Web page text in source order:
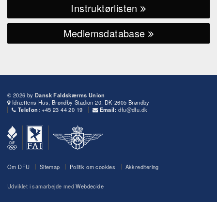
Instruktørlisten
Medlemsdatabase
© 2026 by Dansk Faldskærms Union
Idrættens Hus, Brøndby Stadion 20, DK-2605 Brøndby
Telefon: +45 23 44 20 19 Email: dfu@dfu.dk
Om DFU Sitemap Politik om cookies Akkreditering
Udviklet i samarbejde medWebdecide